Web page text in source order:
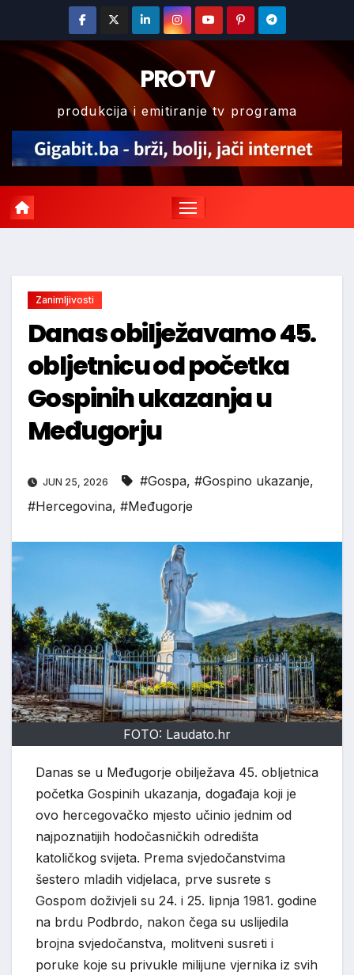
content
PROTV
produkcija i emitiranje tv programa
Zanimljivosti
Danas obilježavamo 45.
obljetnicu od početka
Gospinih ukazanja u
Međugorju
JUN 25, 2026 #Gospa, #Gospino ukazanje,
#Hercegovina, #Međugorje
FOTO: Laudato.hr
Danas se u Međugorje obilježava 45. obljetnica
početka Gospinih ukazanja, događaja koji je
ovo hercegovačko mjesto učinio jednim od
najpoznatijih hodočasničkih odredišta
katoličkog svijeta. Prema svjedočanstvima
šestero mladih vidjelaca, prve susrete s
Gospom doživjeli su 24. i 25. lipnja 1981. godine
na brdu Podbrdo, nakon čega su uslijedila
brojna svjedočanstva, molitveni susreti i
poruke koje su privukle milijune vjernika iz svih